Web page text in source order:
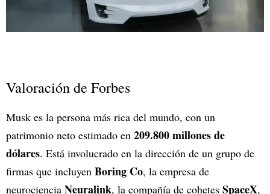
Valoración de Forbes
Musk es la persona más rica del mundo, con un
patrimonio neto estimado en 209.800 millones de
dólares. Está involucrado en la dirección de un grupo de
firmas que incluyen Boring Co, la empresa de
neurociencia Neuralink, la compañía de cohetes SpaceX,